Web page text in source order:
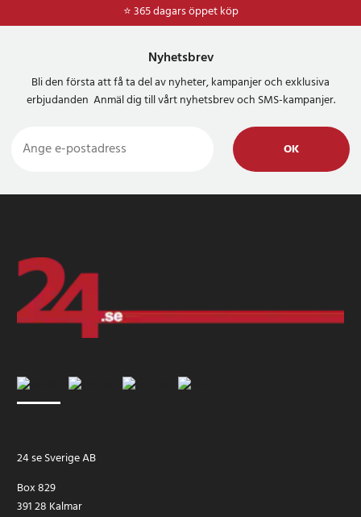
⭐ 365 dagars öppet köp
Nyhetsbrev
Bli den första att få ta del av nyheter, kampanjer och exklusiva
erbjudanden Anmäl dig till vårt nyhetsbrev och SMS-kampanjer.
OK
24 se Sverige AB
Box 829
391 28 Kalmar